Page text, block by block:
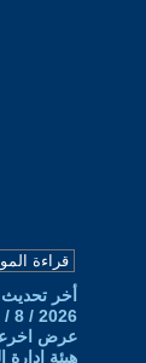
أخر
2026 / 8 / 7 - 20:29
عرض
هيئة ادارة